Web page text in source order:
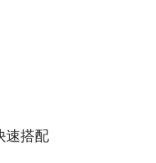
速搭配